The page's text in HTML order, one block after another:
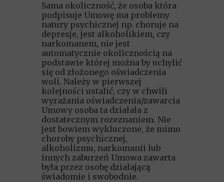
Sama okoliczność, że osoba która
podpisuje Umowę ma problemy
natury psychicznej np. choruje na
depresje, jest alkoholikiem, czy
narkomanem, nie jest
automatycznie okolicznością na
podstawie której można by uchylić
się od złożonego oświadczenia
woli. Należy w pierwszej
kolejności ustalić, czy w chwili
wyrażania oświadczenia/zawarcia
Umowy osoba ta działała z
dostatecznym rozeznaniem. Nie
jest bowiem wykluczone, że mimo
choroby psychicznej,
alkoholizmu, narkomanii lub
innych zaburzeń Umowa zawarta
była przez osobę działającą
świadomie i swobodnie.